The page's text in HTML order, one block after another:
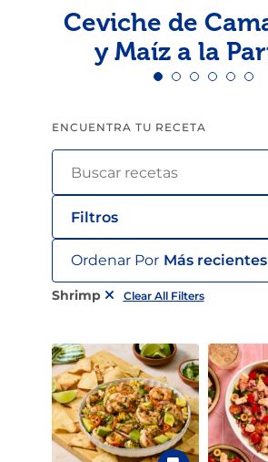
Ceviche de
y Maíz a la
ENCUENTRA TU RECETA
Filtros
Ordenar Por Más recientes
Shrimp Clear All Filters